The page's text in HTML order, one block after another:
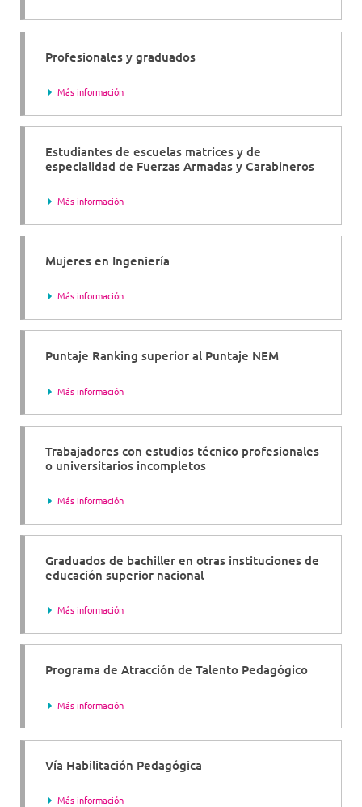
Profesionales y graduados
Más información
Estudiantes de escuelas matrices y de
especialidad de Fuerzas Armadas y Carabineros
Más información
Mujeres en Ingeniería
Más información
Puntaje Ranking superior al Puntaje NEM
Más información
Trabajadores con estudios técnico profesionales
o universitarios incompletos
Más información
Graduados de bachiller en otras instituciones de
educación superior nacional
Más información
Programa de Atracción de Talento Pedagógico
Más información
Vía Habilitación Pedagógica
Más información